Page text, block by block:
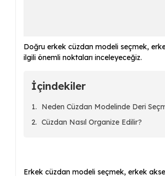
Doğru erkek cüzdan modeli seçmek,
ilgili önemli noktaları inceleyeceğiz.
İçindekiler
Neden Cüzdan Modelinde Deri
Cüzdan Nasıl Organize Edilir?
Erkek cüzdan modeli seçmek, erkek